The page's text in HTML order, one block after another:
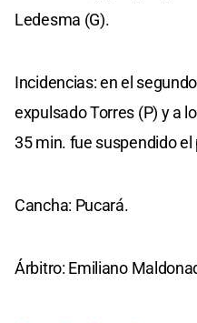
Ledesma (G).
Incidencias: en el
expulsado Torres (P) y a
35 min. fue suspendido
Cancha: Pucará.
Árbitro: Emiliano